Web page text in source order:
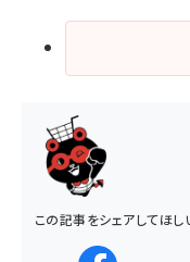
この記事をシェアしてほし